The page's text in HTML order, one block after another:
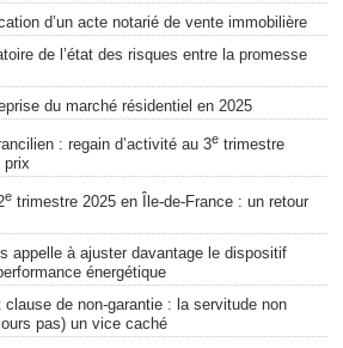
d’un acte notarié de vente immobilière
de l’état des risques entre la promesse
du marché résidentiel en 2025
: regain d’activité au 3e trimestre
prix
e trimestre 2025 en Île-de-France : un retour
appelle à ajuster davantage le dispositif
énergétique
clause de non-garantie : la servitude non
pas) un vice caché